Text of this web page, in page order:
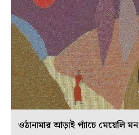
ওঠানামার আড়াই প্যাঁচে মেয়েলি মন